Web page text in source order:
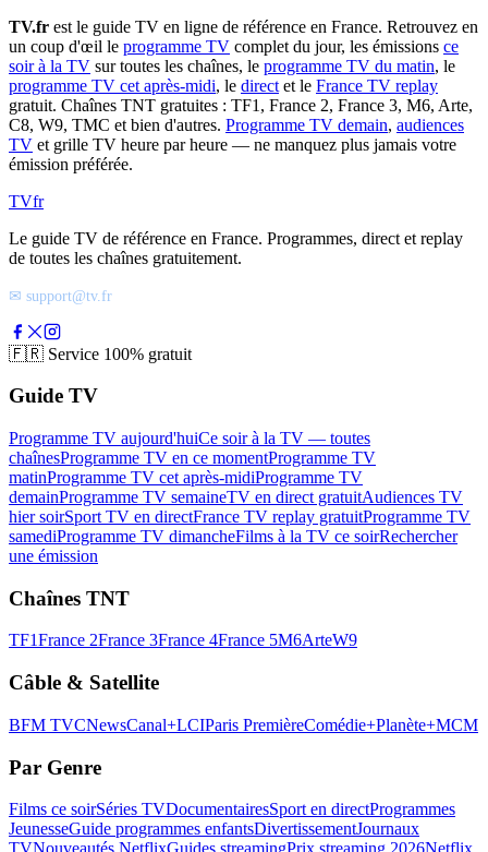
TV.fr est le guide TV en ligne de référence en France. Retrouvez en
un coup d'œil le programme TV complet du jour, les émissions ce
soir à la TV sur toutes les chaînes, le programme TV du matin, le
programme TV cet après-midi, le direct et le France TV replay
gratuit. Chaînes TNT gratuites : TF1, France 2, France 3, M6, Arte,
C8, W9, TMC et bien d'autres. Programme TV demain, audiences
TV et grille TV heure par heure — ne manquez plus jamais votre
émission préférée.
TVfr
Le guide TV de référence en France. Programmes, direct et replay
de toutes les chaînes gratuitement.
✉ support@tv.fr
🇫🇷 Service 100% gratuit
Guide TV
Programme TV aujourd'huiCe soir à la TV — toutes
chaînesProgramme TV en ce momentProgramme TV
matinProgramme TV cet après-midiProgramme TV
demainProgramme TV semaineTV en direct gratuitAudiences TV
hier soirSport TV en directFrance TV replay gratuitProgramme TV
samediProgramme TV dimancheFilms à la TV ce soirRechercher
une émission
Chaînes TNT
TF1France 2France 3France 4France 5M6ArteW9
Câble & Satellite
BFM TVCNewsCanal+LCIParis PremièreComédie+Planète+MCM
Par Genre
Films ce soirSéries TVDocumentairesSport en directProgrammes
JeunesseGuide programmes enfantsDivertissementJournaux